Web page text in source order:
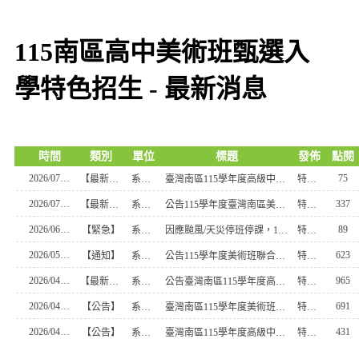
115南區高中美術班甄選入
學特色招生 - 最新消息
時間 類別 單位 標題 發佈 點閱
2026/07/10 【最新消息】 系統管理 臺灣南區115學年度高級中等學校美術班特色招生甄選入學預計辦理續招事宜 特教組長 75
2026/07/07 【最新消息】 系統管理 公告115學年度臺灣南區美術班特色招生甄選入學聯合分發榜單 特教組長 337
2026/06/26 【緊急】 系統管理 因應颱風/天災停班停課，115學年度南區美術班分發志願表郵寄繳件順延至 115年6月29日（星期一）截止 特教組長 89
2026/05/05 【通知】 系統管理 公告115學年度美術班聯合術科測驗各科原始總分組距表 特教組長 623
2026/04/18 【最新消息】 系統管理 公告臺灣南區115學年度高級中等學校美術班特色招生甄選入學聯合術科測驗各科試題 如附件,請自行下載~ 特教組長 965
2026/04/17 【公告】 系統管理 臺灣南區115學年度美術班特色招生甄選入學聯合術科測驗委員會公告 特教組長 691
2026/04/17 【公告】 系統管理 臺灣南區115學年度高級中等學校美術班特色招生甄選入學聯合分發實際招生人數表 特教組長 431